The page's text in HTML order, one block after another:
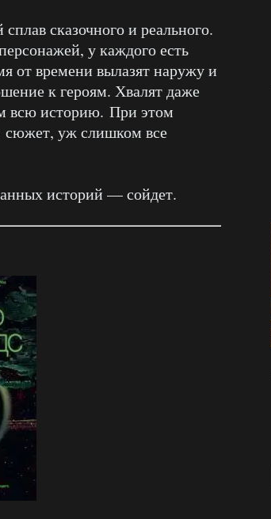
сказочного и реального.
у каждого есть
от времени вылазят наружу и
к героям. Хвалят даже
всю историю. При этом
сюжет, уж слишком все
историй — сойдет.